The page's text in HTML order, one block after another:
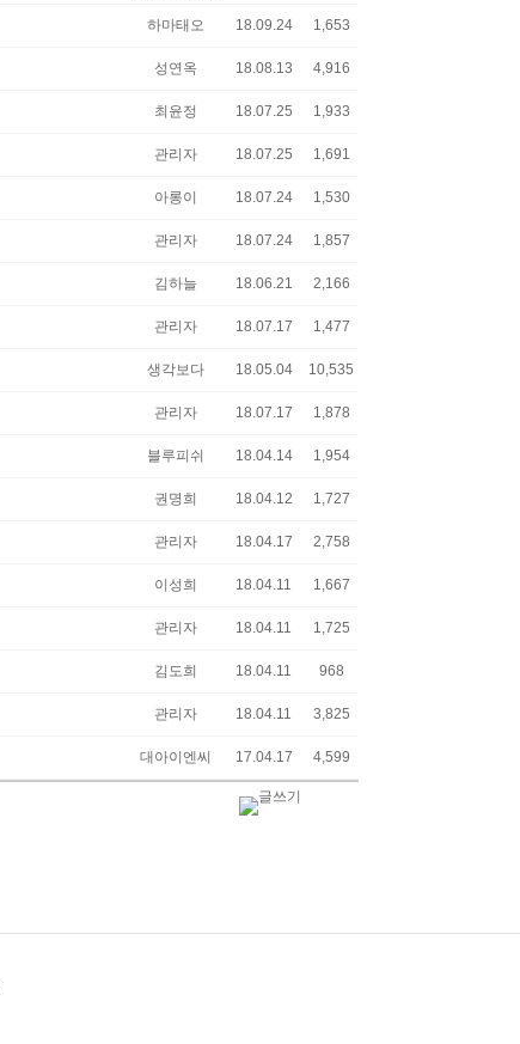
하마태오 18.09.24 1,653
성연옥 18.08.13 4,916
최윤정 18.07.25 1,933
관리자 18.07.25 1,691
아롱이 18.07.24 1,530
관리자 18.07.24 1,857
김하늘 18.06.21 2,166
관리자 18.07.17 1,477
생각보다 18.05.04 10,535
관리자 18.07.17 1,878
블루피쉬 18.04.14 1,954
권명희 18.04.12 1,727
관리자 18.04.17 2,758
이성희 18.04.11 1,667
관리자 18.04.11 1,725
김도희 18.04.11 968
관리자 18.04.11 3,825
대아이엔씨 17.04.17 4,599